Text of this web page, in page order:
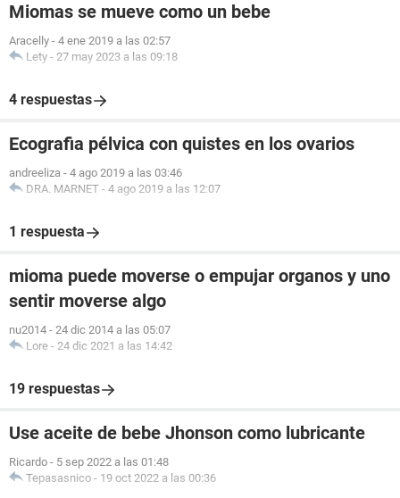
Miomas se mueve como un bebe
Aracelly - 4 ene 2019 a las 02:57
Lety - 27 may 2023 a las 09:18
4 respuestas
Ecografia pélvica con quistes en los ovarios
andreeliza - 4 ago 2019 a las 03:46
DRA. MARNET - 4 ago 2019 a las 12:07
1 respuesta
mioma puede moverse o empujar organos y uno
sentir moverse algo
nu2014 - 24 dic 2014 a las 05:07
Lore - 24 dic 2021 a las 14:42
19 respuestas
Use aceite de bebe Jhonson como lubricante
Ricardo - 5 sep 2022 a las 01:48
Tepasasnico - 19 oct 2022 a las 00:36